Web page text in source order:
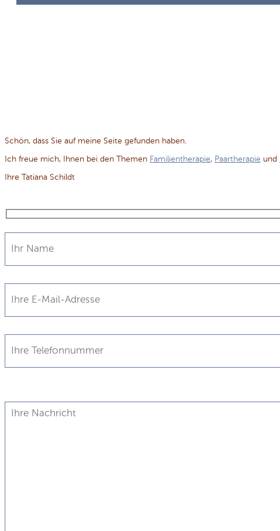
Schön, dass Sie auf meine Seite gefunden haben.
Ich freue mich, Ihnen bei den Themen Familientherapie, Paartherapie und
Ihre Tatiana Schildt